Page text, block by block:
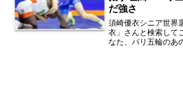
だ強さ
須崎優衣シニア世界
衣」さんと検索して
なた、パリ五輪のあ